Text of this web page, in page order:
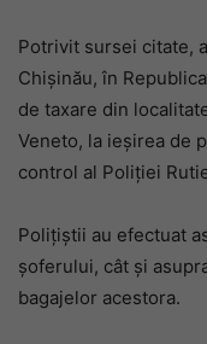
Potrivit sursei citate,
Chișinău, în
de taxare din
Veneto, la ieșirea de
control al Poliției
Polițiștii au efectuat
șoferului, cât și
bagajelor acestora.